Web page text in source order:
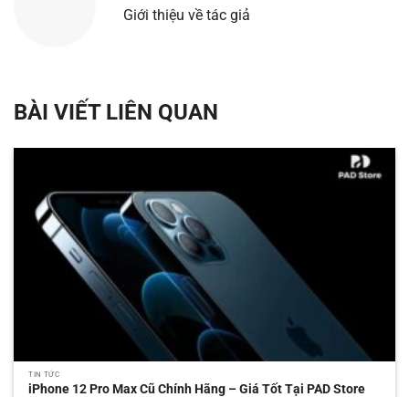
Giới thiệu về tác giả
BÀI VIẾT LIÊN QUAN
TIN TỨC
iPhone 12 Pro Max Cũ Chính Hãng – Giá Tốt Tại PAD Store